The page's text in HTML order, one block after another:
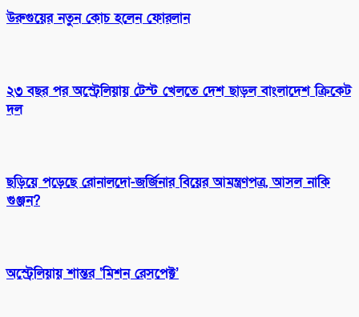
উরুগুয়ের নতুন কোচ হলেন ফোরলান
২৩ বছর পর অস্ট্রেলিয়ায় টেস্ট খেলতে দেশ ছাড়ল বাংলাদেশ ক্রিকেট
দল
ছড়িয়ে পড়েছে রোনালদো-জর্জিনার বিয়ের আমন্ত্রণপত্র, আসল নাকি
গুঞ্জন?
অস্ট্রেলিয়ায় শান্তর ‘মিশন রেসপেক্ট’